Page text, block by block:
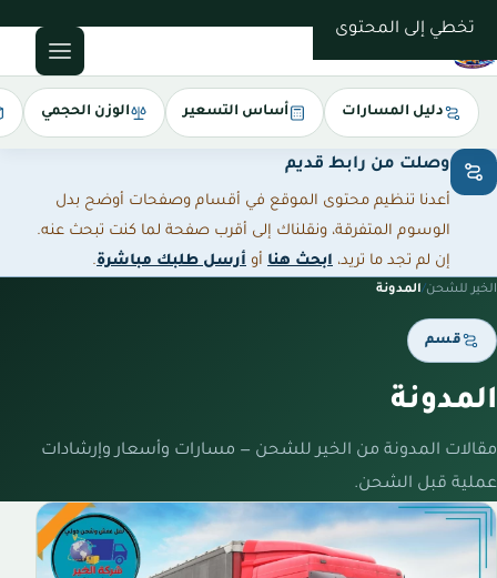
تخطي إلى المحتوى
دليل المسارات أساس التسعير الوزن الحجمي
وصلت من رابط قديم
أعدنا تنظيم محتوى الموقع في أقسام وصفحات أوضح بدل
الوسوم المتفرقة، ونقلناك إلى أقرب صفحة لما كنت تبحث عنه.
إن لم تجد ما تريد، ابحث هنا أو أرسل طلبك مباشرة.
الخير للشحن/المدونة
قسم
المدونة
مقالات المدونة من الخير للشحن — مسارات وأسعار وإرشادات
عملية قبل الشحن.